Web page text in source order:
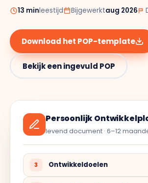
Talent Development
HR Analytics NIEUW
Alle features bekijken
Brochure
Contact
13 minleestijd Bijgewerktaug 2026
Download het POP-template
Bekijk een ingevuld POP
Persoonlijk
levend document · 6–12
3 Ontwikkeldoelen